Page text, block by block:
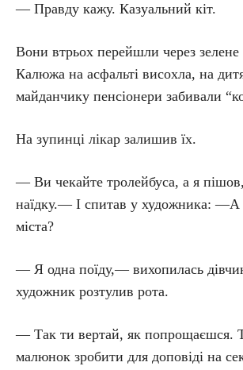
— Правду кажу. Казуальний кіт.
Вони втрьох перейшли через зелене
Калюжа на асфальті висохла, на
майданчику пенсіонери забивали
На зупинці лікар залишив їх.
— Ви чекайте тролейбуса, а я
наїдку.— І спитав у художника: —А
міста?
— Я одна поїду,— вихопилась
художник розтулив рота.
— Так ти вертай, як попрощаєшся.
малюнок зробити для доповіді на